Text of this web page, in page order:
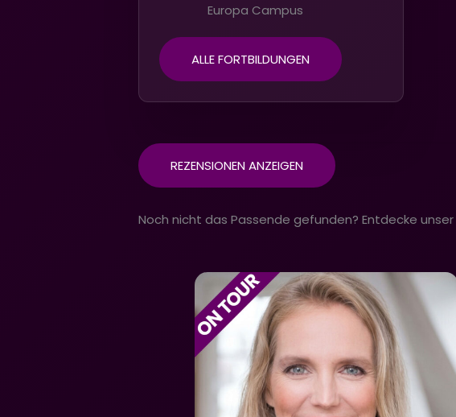
Europa Campus
ALLE FORTBILDUNGEN
REZENSIONEN ANZEIGEN
Noch nicht das Passende gefunden? Entdecke unser